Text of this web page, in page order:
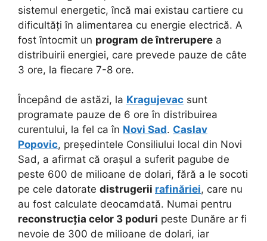
sistemul energetic, încă mai existau cartiere cu
dificultăți în alimentarea cu energie electrică. A
fost întocmit un program de întrerupere a
distribuirii energiei, care prevede pauze de câte
3 ore, la fiecare 7-8 ore.
Începând de astăzi, la Kragujevac sunt
programate pauze de 6 ore în distribuirea
curentului, la fel ca în Novi Sad. Caslav
Popovic, președintele Consiliului local din Novi
Sad, a afirmat că orașul a suferit pagube de
peste 600 de milioane de dolari, fără a le socoti
pe cele datorate distrugerii rafinăriei, care nu
au fost calculate deocamdată. Numai pentru
reconstrucția celor 3 poduri peste Dunăre ar fi
nevoie de 300 de milioane de dolari, iar